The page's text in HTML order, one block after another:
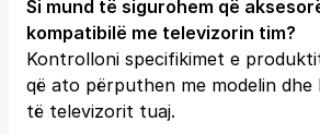
Si mund të sigurohem që
kompatibilë me televizorin tim?
Kontrolloni specifikimet e
që ato përputhen me modelin
të televizorit tuaj.